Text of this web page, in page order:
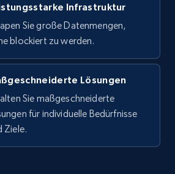
Name, Description, Date
Quoted post, and more.
1.2K+
Infrastruktur
Sie große Datenmengen,
blockiert zu werden.
Lösungen
Sie maßgeschneiderte
für individuelle Bedürfnisse
Ziele.